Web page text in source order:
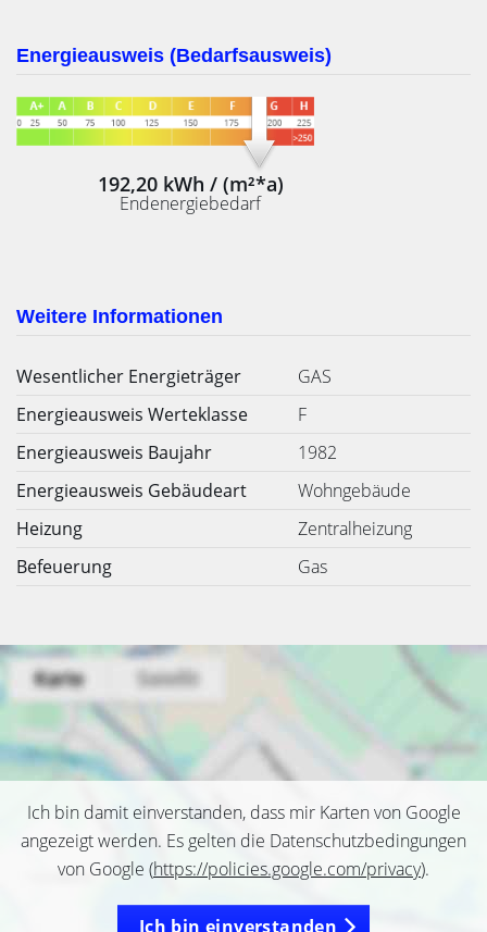
Energieausweis (Bedarfsausweis)
192,20 kWh / (m²*a)
Endenergiebedarf
Weitere Informationen
Wesentlicher Energieträger
GAS
Energieausweis Werteklasse
F
Energieausweis Baujahr
1982
Energieausweis Gebäudeart
Wohngebäude
Heizung
Zentralheizung
Befeuerung
Gas
Ich bin damit einverstanden, dass mir Karten von Google
angezeigt werden. Es gelten die Datenschutzbedingungen
von Google (https://policies.google.com/privacy).
Ich bin einverstanden